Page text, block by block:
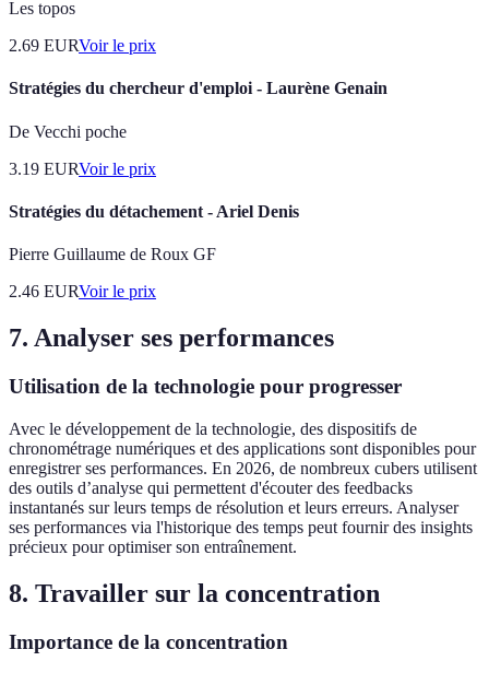
Les topos
2.69 EURVoir le prix
Stratégies du chercheur d'emploi - Laurène Genain
De Vecchi poche
3.19 EURVoir le prix
Stratégies du détachement - Ariel Denis
Pierre Guillaume de Roux GF
2.46 EURVoir le prix
7. Analyser ses performances
Utilisation de la technologie pour progresser
Avec le développement de la technologie, des dispositifs de
chronométrage numériques et des applications sont disponibles pour
enregistrer ses performances. En 2026, de nombreux cubers utilisent
des outils d’analyse qui permettent d'écouter des feedbacks
instantanés sur leurs temps de résolution et leurs erreurs. Analyser
ses performances via l'historique des temps peut fournir des insights
précieux pour optimiser son entraînement.
8. Travailler sur la concentration
Importance de la concentration